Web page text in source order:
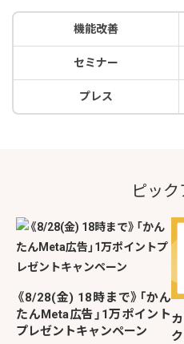
機能改善
セミナー
プレス
ピッ
《8/28(金) 18時まで》「かん
たんMeta広告」1万ポイント
プレゼントキャンペーン